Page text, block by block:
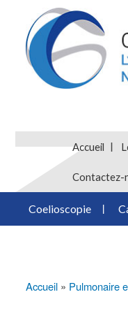
Accueil
Contactez-
Coelioscopie
Accueil Pulmonaire